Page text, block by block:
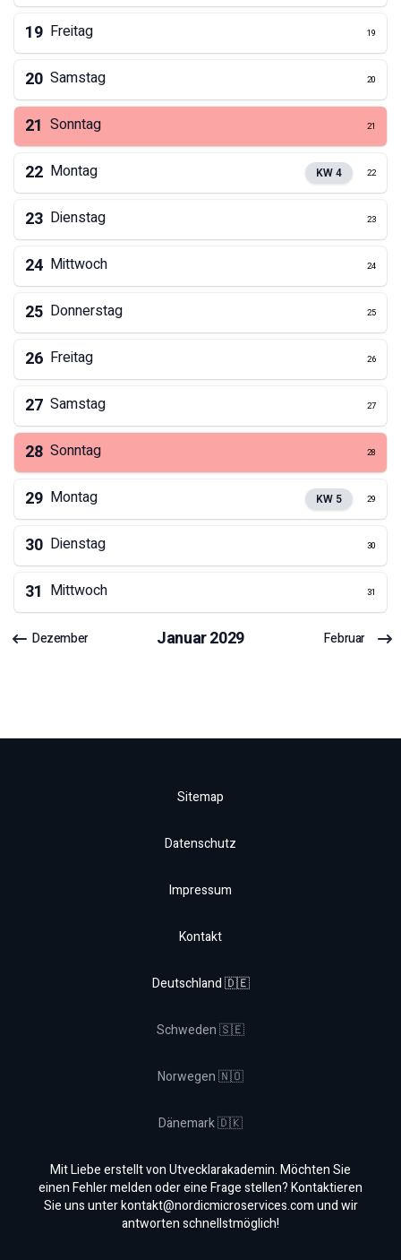
19 Freitag 19
20 Samstag 20
21 Sonntag 21
22 Montag KW4 22
23 Dienstag 23
24 Mittwoch 24
25 Donnerstag 25
26 Freitag 26
27 Samstag 27
28 Sonntag 28
29 Montag KW 5 29
30 Dienstag 30
31 Mittwoch 31
Dezember Januar2029 Februar
Sitemap
Datenschutz
Impressum
Kontakt
Deutschland 🇩🇪
Schweden 🇸🇪
Norwegen 🇳🇴
Dänemark 🇩🇰
Mit Liebe erstellt von Utvecklarakademin. Möchten Sie
einen Fehler melden oder eine Frage stellen? Kontaktieren
Sie uns unterkontakt@nordicmicroservices.comund wir
antworten schnellstmöglich!